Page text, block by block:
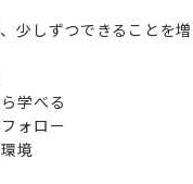
少しずつできることを
学べる
ォロー
境